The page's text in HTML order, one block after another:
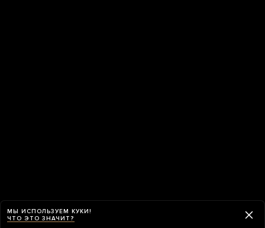
МЫ ИСПОЛЬЗУЕМ КУКИ!
ЧТО ЭТО ЗНАЧИТ?